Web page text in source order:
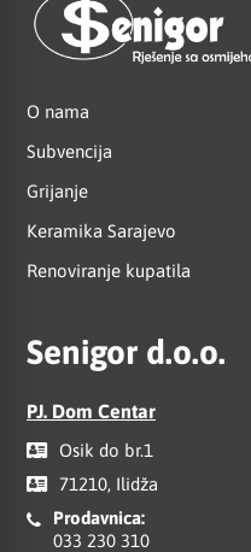
O nama
Subvencija
Grijanje
Keramika Sarajevo
Renoviranje kupatila
Senigor d.o.o.
PJ. Dom Centar
Osik do br.1
71210, Ilidža
Prodavnica:
033 230 310